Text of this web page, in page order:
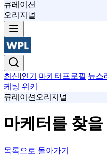
큐레이션
오리지널
최신|인기 |마케터프로필|뉴스
케팅 위키
큐레이션 오리지널
마케터를 찾
목록으로 돌아가기